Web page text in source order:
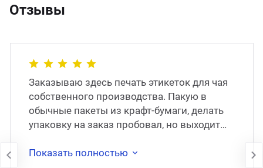
Отзывы
Заказываю здесь печать этикеток для чая
собственного производства. Пакую в
обычные пакеты из крафт-бумаги, делать
упаковку на заказ пробовал, но выходит
�
Показать полностью